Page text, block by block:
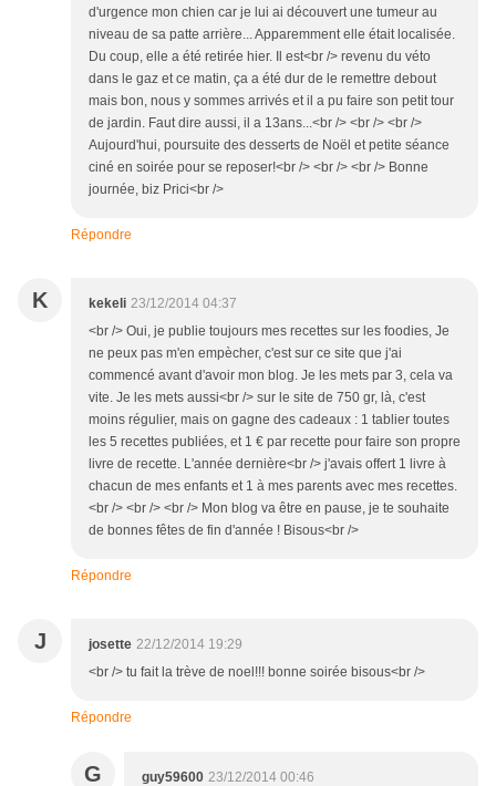
d'urgence mon chien car je lui ai découvert une tumeur au
niveau de sa patte arrière... Apparemment elle était localisée.
Du coup, elle a été retirée hier. Il est<br /> revenu du véto
dans le gaz et ce matin, ça a été dur de le remettre debout
mais bon, nous y sommes arrivés et il a pu faire son petit tour
de jardin. Faut dire aussi, il a 13ans...<br /> <br /> <br />
Aujourd'hui, poursuite des desserts de Noël et petite séance
ciné en soirée pour se reposer!<br /> <br /> <br /> Bonne
journée, biz Prici<br />
Répondre
K kekeli 23/12/2014 04:37
<br /> Oui, je publie toujours mes recettes sur les foodies, Je
ne peux pas m'en empècher, c'est sur ce site que j'ai
commencé avant d'avoir mon blog. Je les mets par 3, cela va
vite. Je les mets aussi<br /> sur le site de 750 gr, là, c'est
moins régulier, mais on gagne des cadeaux : 1 tablier toutes
les 5 recettes publiées, et 1 € par recette pour faire son propre
livre de recette. L'année dernière<br /> j'avais offert 1 livre à
chacun de mes enfants et 1 à mes parents avec mes recettes.
<br /> <br /> <br /> Mon blog va être en pause, je te souhaite
de bonnes fêtes de fin d'année ! Bisous<br />
Répondre
J josette 22/12/2014 19:29
<br /> tu fait la trève de noel!!! bonne soirée bisous<br />
Répondre
G guy59600 23/12/2014 00:46